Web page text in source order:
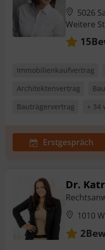
5026
Weitere
15
Immobilienkaufvertrag
Architektenvertrag
Bauträgervertrag
+ 34
Erstgespräch
Dr.
1010
2